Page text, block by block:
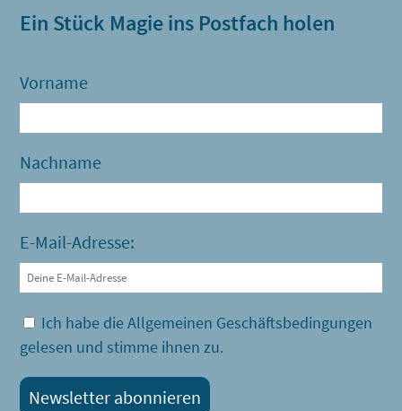
Ein Stück Magie ins Postfach holen
Vorname
Nachname
E-Mail-Adresse:
Ich habe die Allgemeinen Geschäftsbedingungen
gelesen und stimme ihnen zu.